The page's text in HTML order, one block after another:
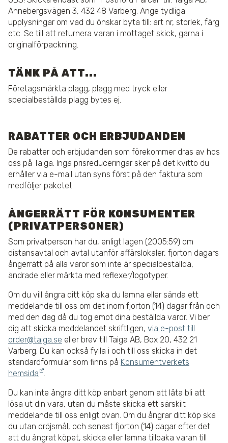
Annebergsvägen 3, 432 48 Varberg. Ange tydliga
upplysningar om vad du önskar byta till: art nr, storlek, färg
etc. Se till att returnera varan i mottaget skick, gärna i
originalförpackning.
TÄNK PÅ ATT...
Företagsmärkta plagg, plagg med tryck eller
specialbeställda plagg bytes ej.
RABATTER OCH ERBJUDANDEN
De rabatter och erbjudanden som förekommer dras av hos
oss på Taiga. Inga prisreduceringar sker på det kvitto du
erhåller via e-mail utan syns först på den faktura som
medföljer paketet.
ÅNGERRÄTT FÖR KONSUMENTER
(PRIVATPERSONER)
Som privatperson har du, enligt lagen (2005:59) om
distansavtal och avtal utanför affärslokaler, fjorton dagars
ångerrätt på alla varor som inte är specialbeställda,
ändrade eller märkta med reflexer/logotyper.
Om du vill ångra ditt köp ska du lämna eller sända ett
meddelande till oss om det inom fjorton (14) dagar från och
med den dag då du tog emot dina beställda varor. Vi ber
dig att skicka meddelandet skriftligen, via e-post till
order@taiga.se eller brev till Taiga AB, Box 20, 432 21
Varberg. Du kan också fylla i och till oss skicka in det
standardformulär som finns på Konsumentverkets
hemsida
.
Du kan inte ångra ditt köp enbart genom att låta bli att
lösa ut din vara, utan du måste skicka ett särskilt
meddelande till oss enligt ovan. Om du ångrar ditt köp ska
du utan dröjsmål, och senast fjorton (14) dagar efter det
att du ångrat köpet, skicka eller lämna tillbaka varan till